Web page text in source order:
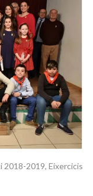
2018-2019, Eixercicis